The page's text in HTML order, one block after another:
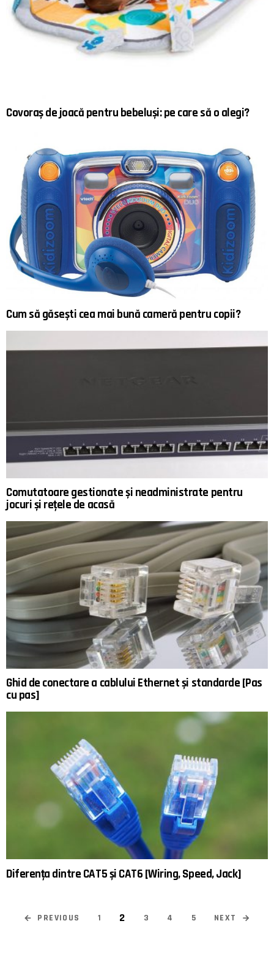
Covoraș de joacă pentru bebeluși: pe care să o alegi?
Cum să găsești cea mai bună cameră pentru copii?
Comutatoare gestionate și neadministrate pentru
jocuri și rețele de acasă
Ghid de conectare a cablului Ethernet și standarde [Pas
cu pas]
Diferența dintre CAT5 și CAT6 [Wiring, Speed, Jack]
PREVIOUS 1 2 3 4 5 NEXT